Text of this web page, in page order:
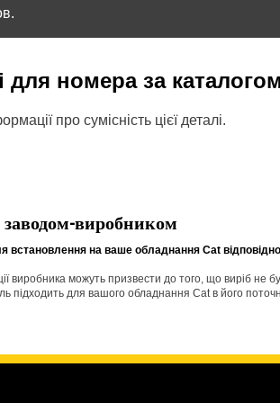
для номера за
про сумісність цієї деталі.
виробником
встановлення на ваше обладнання Cat
виробника можуть призвести до того, що виріб
підходить для вашого обладнання Cat в його